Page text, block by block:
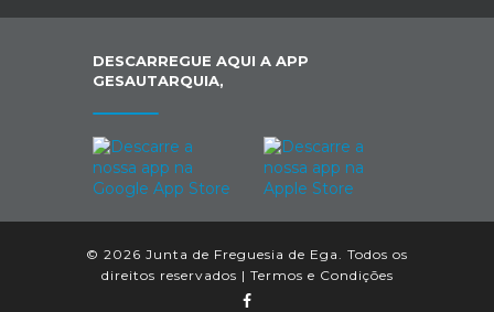
DESCARREGUE AQUI A APP
GESAUTARQUIA,
© 2026 Junta de Freguesia de Ega. Todos os
direitos reservados | Termos e Condições